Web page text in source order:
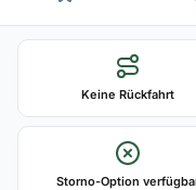
Keine Rückfahrt
Storno-Option